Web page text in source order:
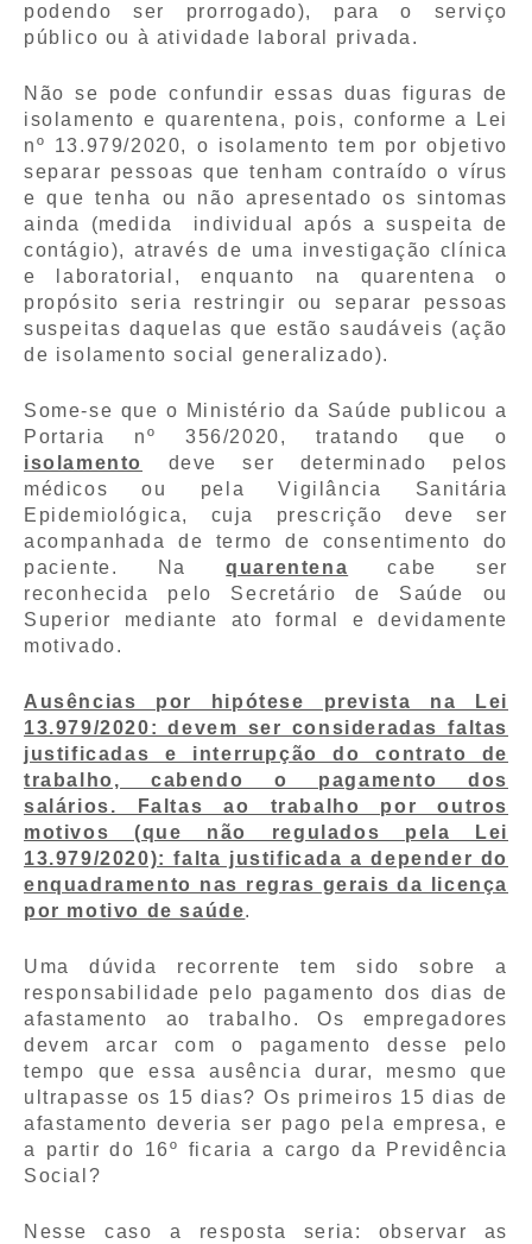
podendo ser prorrogado), para o serviço
público ou à atividade laboral privada.
Não se pode confundir essas duas figuras de
isolamento e quarentena, pois, conforme a Lei
nº 13.979/2020, o isolamento tem por objetivo
separar pessoas que tenham contraído o vírus
e que tenha ou não apresentado os sintomas
ainda (medida individual após a suspeita de
contágio), através de uma investigação clínica
e laboratorial, enquanto na quarentena o
propósito seria restringir ou separar pessoas
suspeitas daquelas que estão saudáveis (ação
de isolamento social generalizado).
Some-se que o Ministério da Saúde publicou a
Portaria nº 356/2020, tratando que o
isolamento
deve ser determinado pelos
médicos ou pela Vigilância Sanitária
Epidemiológica, cuja prescrição deve ser
acompanhada de termo de consentimento do
paciente. Naquarentena
cabe ser
reconhecida pelo Secretário de Saúde ou
Superior mediante ato formal e devidamente
motivado.
Ausências por hipótese prevista na Lei
13.979/2020: devem ser consideradas faltas
justificadas e interrupção do contrato de
trabalho, cabendo o pagamento dos
salários. Faltas ao trabalho por outros
motivos (que não regulados pela Lei
13.979/2020): falta justificada a depender do
enquadramento nas regras gerais da licença
por motivo de saúde.
Uma dúvida recorrente tem sido sobre a
responsabilidade pelo pagamento dos dias de
afastamento ao trabalho. Os empregadores
devem arcar com o pagamento desse pelo
tempo que essa ausência durar, mesmo que
ultrapasse os 15 dias? Os primeiros 15 dias de
afastamento deveria ser pago pela empresa, e
a partir do 16º ficaria a cargo da Previdência
Social?
Nesse caso a resposta seria: observar as